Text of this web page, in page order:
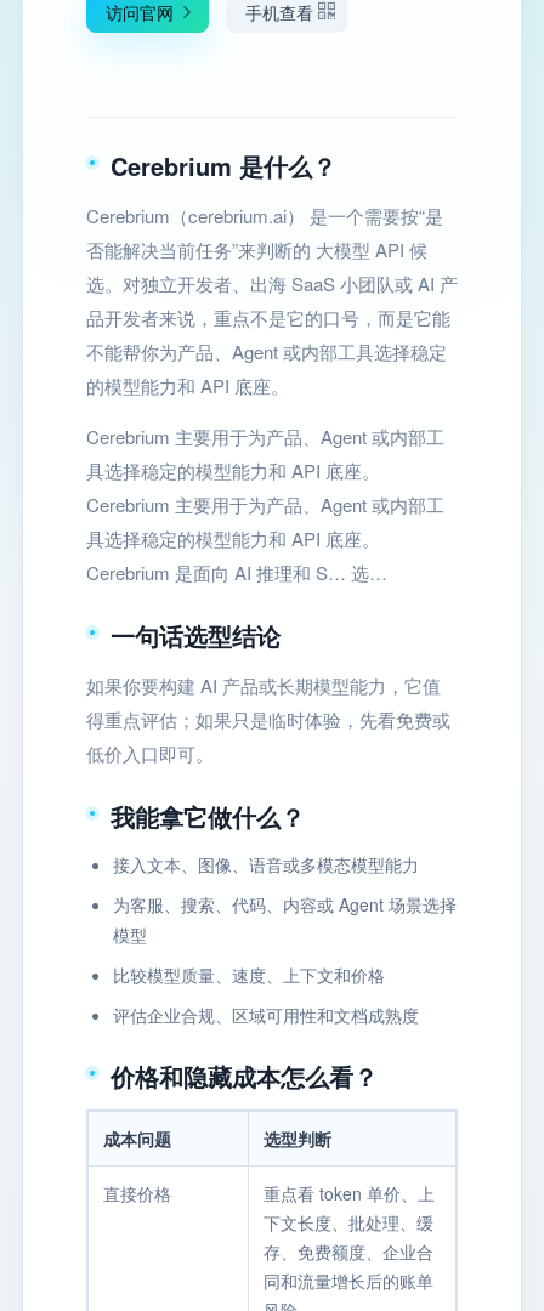
访问官网 手机查看
Cerebrium 是什么？
Cerebrium（cerebrium.ai） 是一个需要按“是
否能解决当前任务”来判断的 大模型 API 候
选。对独立开发者、出海 SaaS 小团队或 AI 产
品开发者来说，重点不是它的口号，而是它能
不能帮你为产品、Agent 或内部工具选择稳定
的模型能力和 API 底座。
Cerebrium 主要用于为产品、Agent 或内部工
具选择稳定的模型能力和 API 底座。
Cerebrium 主要用于为产品、Agent 或内部工
具选择稳定的模型能力和 API 底座。
Cerebrium 是面向 AI 推理和 S… 选…
一句话选型结论
如果你要构建 AI 产品或长期模型能力，它值
得重点评估；如果只是临时体验，先看免费或
低价入口即可。
我能拿它做什么？
接入文本、图像、语音或多模态模型能力
为客服、搜索、代码、内容或 Agent 场景选择
模型
比较模型质量、速度、上下文和价格
评估企业合规、区域可用性和文档成熟度
价格和隐藏成本怎么看？
成本问题 选型判断
直接价格
重点看 token 单价、上
下文长度、批处理、缓
存、免费额度、企业合
同和流量增长后的账单